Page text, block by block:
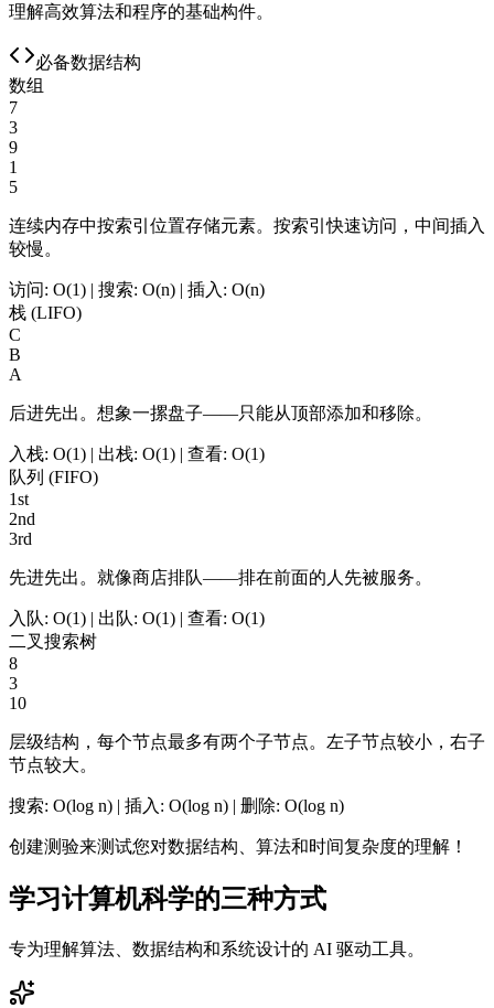
理解高效算法和程序的基础构件。
必备数据结构
数组
7
3
9
1
5
连续内存中按索引位置存储元素。按索引快速访问，中间插入
较慢。
访问: O(1) | 搜索: O(n) | 插入: O(n)
栈 (LIFO)
C
B
A
后进先出。想象一摞盘子——只能从顶部添加和移除。
入栈: O(1) | 出栈: O(1) | 查看: O(1)
队列 (FIFO)
1st
2nd
3rd
先进先出。就像商店排队——排在前面的人先被服务。
入队: O(1) | 出队: O(1) | 查看: O(1)
二叉搜索树
8
3
10
层级结构，每个节点最多有两个子节点。左子节点较小，右子
节点较大。
搜索: O(log n) | 插入: O(log n) | 删除: O(log n)
创建测验来测试您对数据结构、算法和时间复杂度的理解！
学习计算机科学的三种方式
专为理解算法、数据结构和系统设计的 AI 驱动工具。